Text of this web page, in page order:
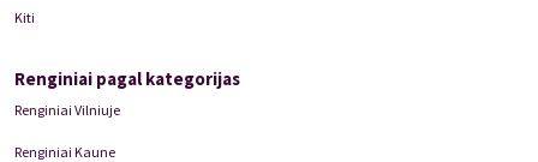
Kiti
Renginiai pagal kategorijas
Renginiai Vilniuje
Renginiai Kaune